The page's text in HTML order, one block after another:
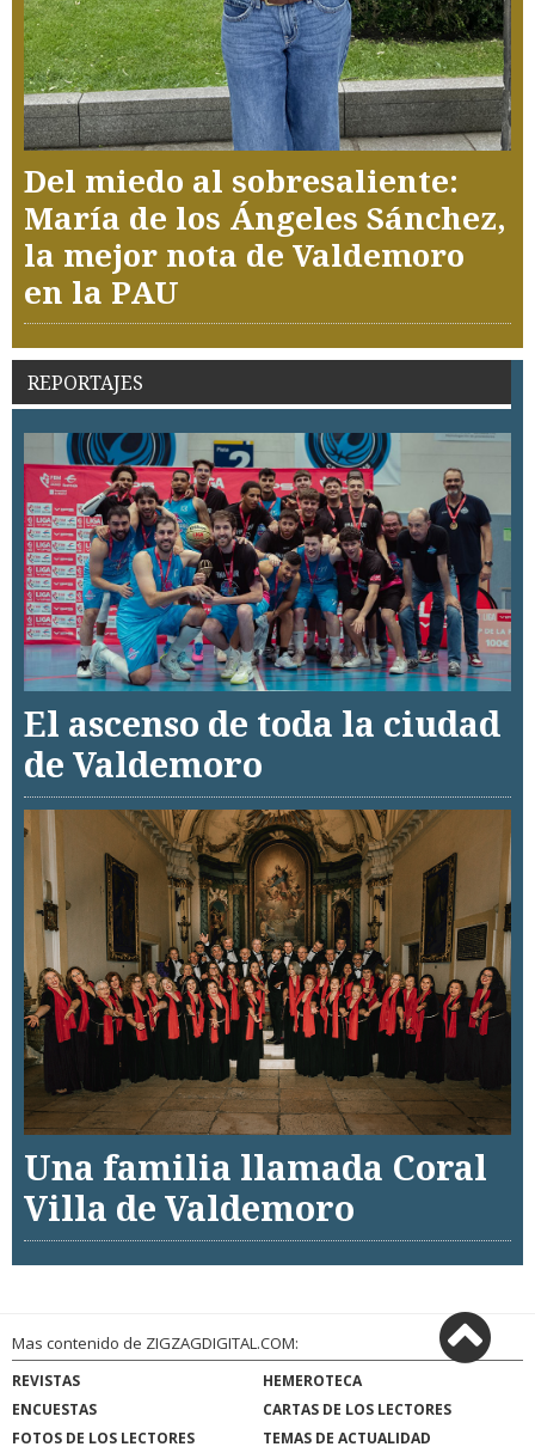
Del miedo al sobresaliente:
María de los Ángeles Sánchez,
la mejor nota de Valdemoro
en la PAU
REPORTAJES
El ascenso de toda la ciudad
de Valdemoro
Una familia llamada Coral
Villa de Valdemoro
Mas contenido de ZIGZAGDIGITAL.COM:
REVISTAS
HEMEROTECA
ENCUESTAS
CARTAS DE LOS LECTORES
FOTOS DE LOS LECTORES
TEMAS DE ACTUALIDAD